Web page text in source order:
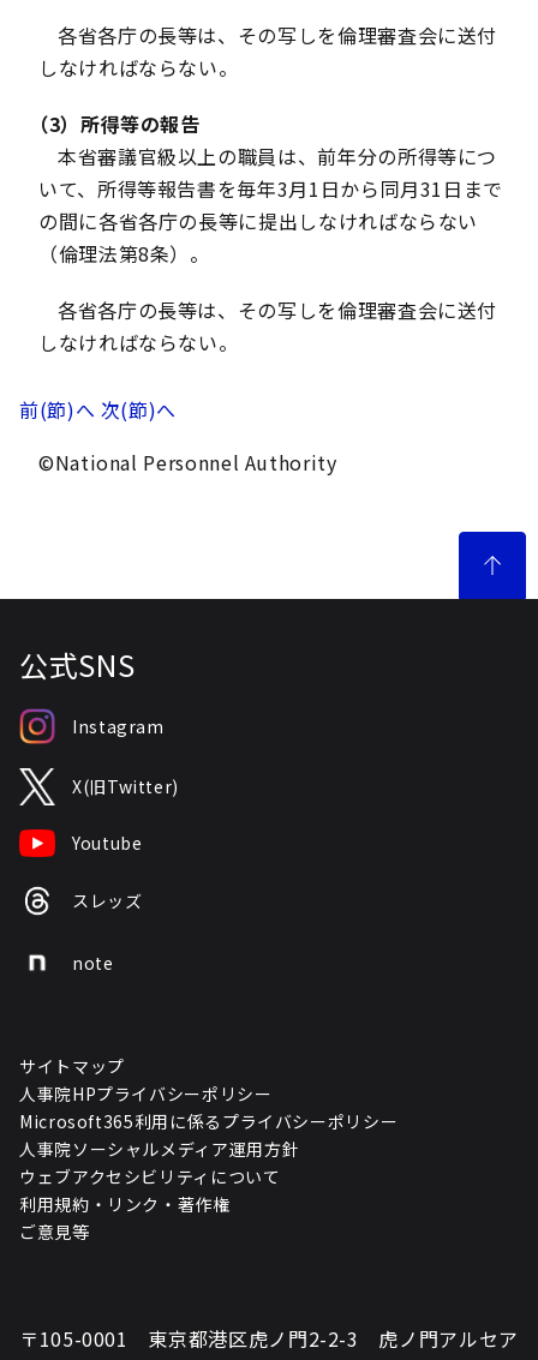
各省各庁の長等は、その写しを倫理審査会に送付
しなければならない。
（3）所得等の報告
本省審議官級以上の職員は、前年分の所得等につ
いて、所得等報告書を毎年3月1日から同月31日まで
の間に各省各庁の長等に提出しなければならない
（倫理法第8条）。
各省各庁の長等は、その写しを倫理審査会に送付
しなければならない。
前(節)へ 次(節)へ
©National Personnel Authority
公式SNS
Instagram
X(旧Twitter)
Youtube
スレッズ
note
サイトマップ
人事院HPプライバシーポリシー
Microsoft365利用に係るプライバシーポリシー
人事院ソーシャルメディア運用方針
ウェブアクセシビリティについて
利用規約・リンク・著作権
ご意見等
〒105-0001 東京都港区虎ノ門2-2-3 虎ノ門アルセア